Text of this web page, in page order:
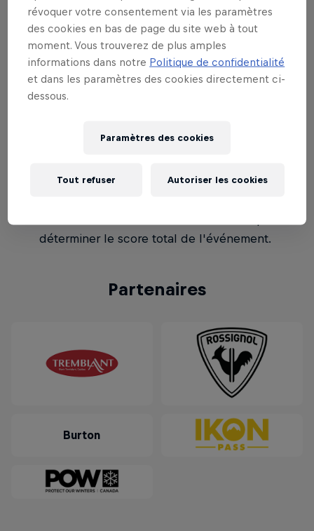
juges selon un système de 1 à 100 points avec
3 catégories :
Style
- 40 points maximum
Ligne- 30 points maximum
Contrôle
déterminera la note globale pour cette
Pour déterminer le grand gagnant de chaque
déterminer le score total de l'événement.
Partenaires
Burton
révoquer votre consentement via les paramètres
des cookies en bas de page du site web à tout
moment. Vous trouverez de plus amples
informations dans notre Politique de confidentialité
et dans les paramètres des cookies directement ci-
dessous.
Paramètres des cookies
Tout refuser Autoriser les cookies